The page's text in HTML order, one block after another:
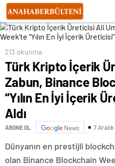
İçerik Üreticisi” Ödülünü Aldı
213 okunma
Türk Kripto İçerik
Zabun, Binance
“Yılın En İyi İçerik
Aldı
ABONE OL News 7
Dünyanın en prestijli
olan Binance Blockchain